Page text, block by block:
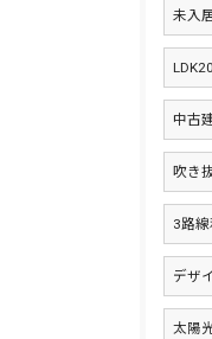
未入
中古
吹き
3路
デザ
太陽